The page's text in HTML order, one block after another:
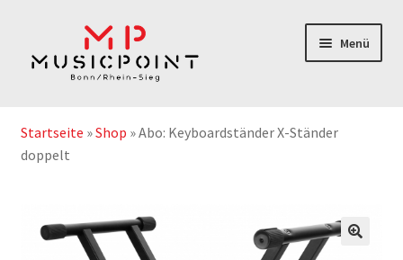
Navigation
springen
Inhalt
springen
Menü
Instrumentenabos
Notenshop
Startseite »Shop »Abo: Keyboardständer X-Ständer
doppelt